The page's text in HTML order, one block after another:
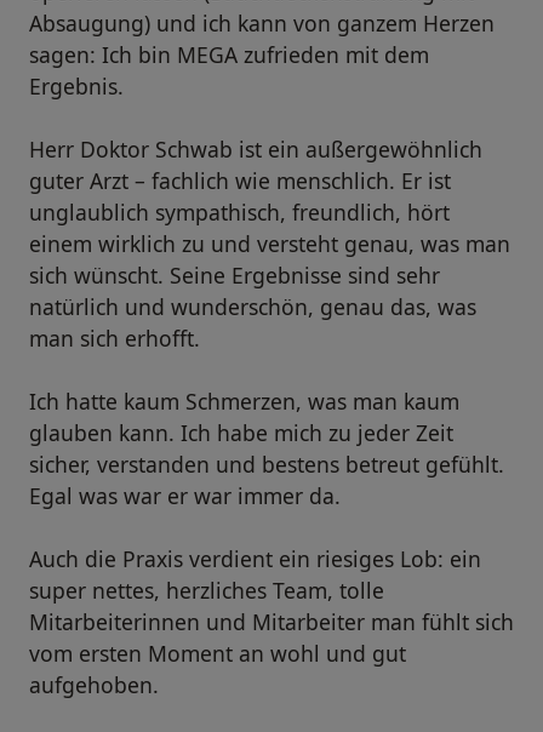
Absaugung) und ich kann von ganzem Herzen
sagen: Ich bin MEGA zufrieden mit dem
Ergebnis.
Herr Doktor Schwab ist ein außergewöhnlich
guter Arzt – fachlich wie menschlich. Er ist
unglaublich sympathisch, freundlich, hört
einem wirklich zu und versteht genau, was man
sich wünscht. Seine Ergebnisse sind sehr
natürlich und wunderschön, genau das, was
man sich erhofft.
Ich hatte kaum Schmerzen, was man kaum
glauben kann. Ich habe mich zu jeder Zeit
sicher, verstanden und bestens betreut gefühlt.
Egal was war er war immer da.
Auch die Praxis verdient ein riesiges Lob: ein
super nettes, herzliches Team, tolle
Mitarbeiterinnen und Mitarbeiter man fühlt sich
vom ersten Moment an wohl und gut
aufgehoben.